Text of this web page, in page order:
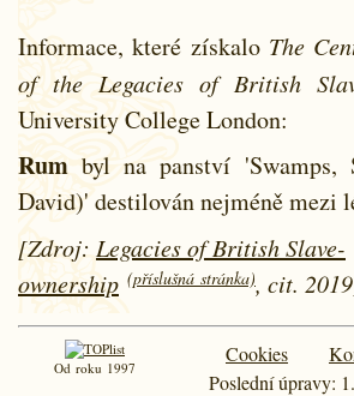
Informace, které získalo The
of the Legacies of British
University College London:
Rum byl na panství 'Swamps,
David)' destilován nejméně mezi
[Zdroj: Legacies of British Slave-
ownership (příslušná stránka), cit.
Od roku 1997
Cookies
Poslední úpravy: